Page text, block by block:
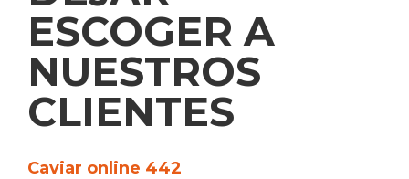
ESCOGER A
NUESTROS
CLIENTES
Caviar online 442